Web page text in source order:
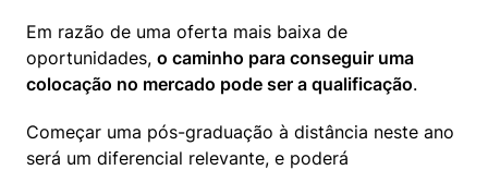
Em razão de uma oferta mais baixa de
oportunidades, o caminho para conseguir uma
colocação no mercado pode ser a qualificação.
Começar uma pós-graduação à distância neste ano
será um diferencial relevante, e poderá